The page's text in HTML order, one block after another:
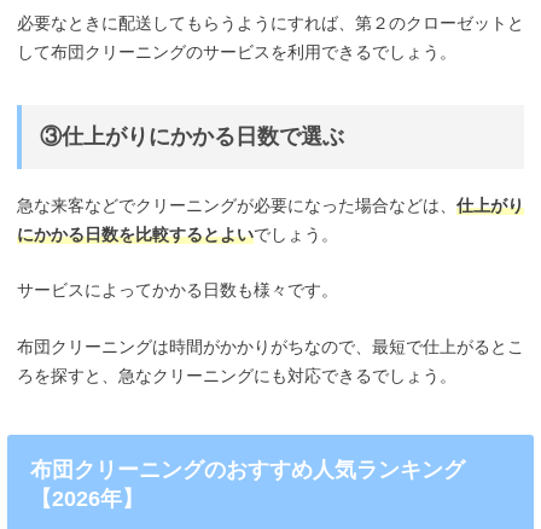
必要なときに配送してもらうようにすれば、第２のクローゼットと
して布団クリーニングのサービスを利用できるでしょう。
③仕上がりにかかる日数で選ぶ
急な来客などでクリーニングが必要になった場合などは、 仕上がり
にかかる日数を比較するとよいでしょう。
サービスによってかかる日数も様々です。
布団クリーニングは時間がかかりがちなので、最短で仕上がるとこ
ろを探すと、急なクリーニングにも対応できるでしょう。
布団クリーニングのおすすめ人気ランキング
【2026年】